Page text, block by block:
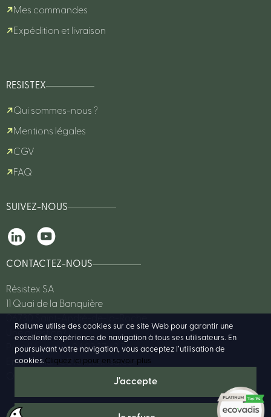
Rallume utilise des cookies sur ce site Web pour garantir une
excellente expérience de navigation à tous ses utilisateurs. En
poursuivant votre navigation, vous acceptez l’utilisation de
cookies.Cliquez ici pour en savoir plus
Mes commandes
Expédition et livraison
RESISTEX
Qui sommes-nous ?
Mentions légales
CGV
FAQ
SUIVEZ-NOUS
CONTACTEZ-NOUS
Résistex SA
11 Quai de la Banquière
Une question?
Par téléphone : 04 93 27 62 76
Email :rallume@resistex-sa.com